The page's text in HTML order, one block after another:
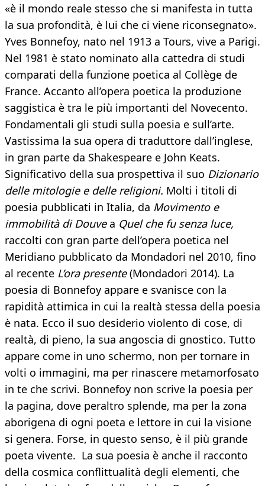
«è il mondo reale stesso che si manifesta in tutta
la sua profondità, è lui che ci viene riconsegnato».
Yves Bonnefoy, nato nel 1913 a Tours, vive a Parigi.
Nel 1981 è stato nominato alla cattedra di studi
comparati della funzione poetica al Collège de
France. Accanto all’opera poetica la produzione
saggistica è tra le più importanti del Novecento.
Fondamentali gli studi sulla poesia e sull’arte.
Vastissima la sua opera di traduttore dall’inglese,
in gran parte da Shakespeare e John Keats.
Significativo della sua prospettiva il suo Dizionario
delle mitologie e delle religioni. Molti i titoli di
poesia pubblicati in Italia, da Movimento e
immobilità di Douvea Quel che fu senza luce,
raccolti con gran parte dell’opera poetica nel
Meridiano pubblicato da Mondadori nel 2010, fino
al recente L’ora presente(Mondadori 2014). La
poesia di Bonnefoy appare e svanisce con la
rapidità attimica in cui la realtà stessa della poesia
è nata. Ecco il suo desiderio violento di cose, di
realtà, di pieno, la sua angoscia di gnostico. Tutto
appare come in uno schermo, non per tornare in
volti o immagini, ma per rinascere metamorfosato
in te che scrivi. Bonnefoy non scrive la poesia per
la pagina, dove peraltro splende, ma per la zona
aborigena di ogni poeta e lettore in cui la visione
si genera. Forse, in questo senso, è il più grande
poeta vivente. La sua poesia è anche il racconto
della cosmica conflittualità degli elementi, che